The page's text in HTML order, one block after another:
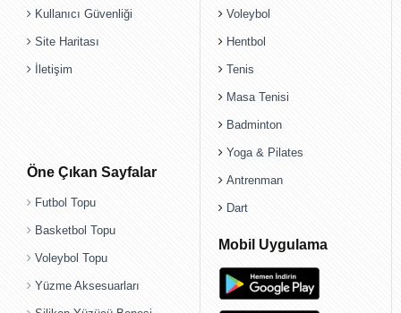
Kullanıcı Güvenliği
Site Haritası
İletişim
Öne Çıkan Sayfalar
Futbol Topu
Basketbol Topu
Voleybol Topu
Yüzme Aksesuarları
Voleybol
Hentbol
Tenis
Masa Tenisi
Badminton
Yoga & Pilates
Antrenman
Dart
Mobil Uygulama